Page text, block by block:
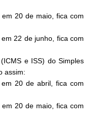
20 de maio, fica com
22 de junho, fica com
e ISS) do Simples
assim:
20 de abril, fica com
20 de maio, fica com